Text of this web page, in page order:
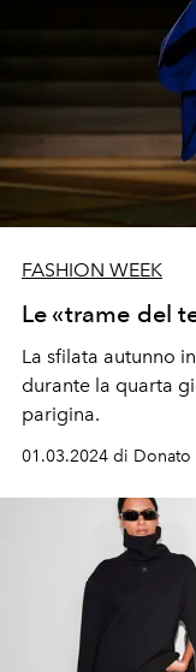
FASHION WEEK
Le «trame del
La sfilata autunno
durante la quarta
parigina.
01.03.2024 di